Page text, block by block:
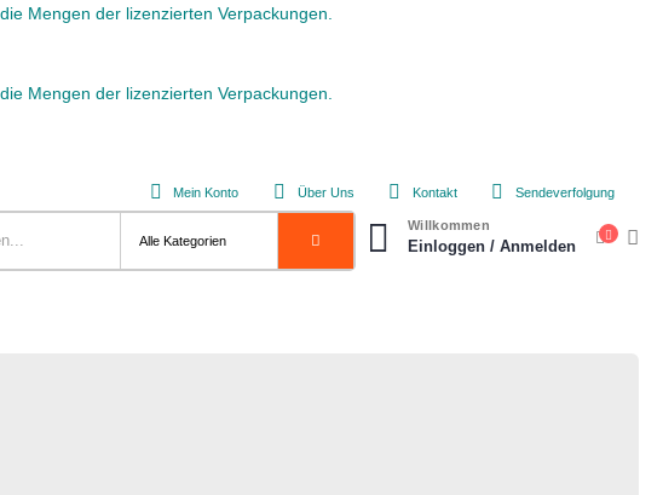
Mengen der lizenzierten Verpackungen.
Mengen der lizenzierten Verpackungen.
Mein Konto Über Uns Kontakt Sendeverfolgung
Willkommen
Einloggen / Anmelden